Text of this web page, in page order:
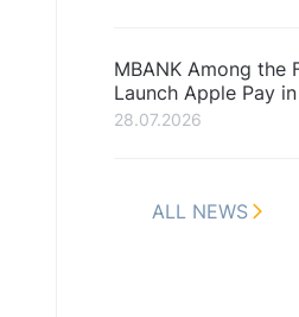
MBANK Among the
Launch Apple Pay
28.07.2026
ALL NEWS